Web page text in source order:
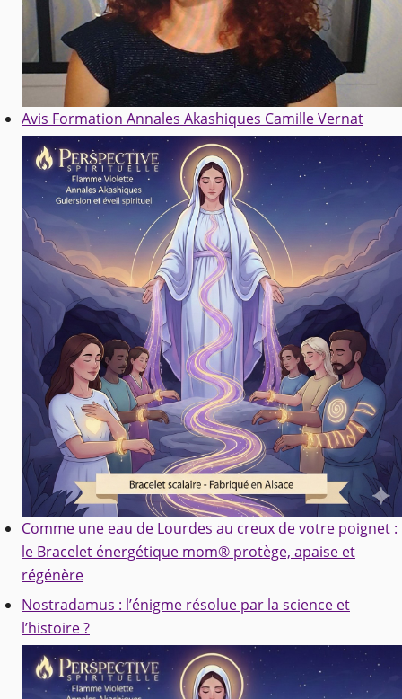
Avis Formation Annales Akashiques Camille Vernat
Comme une eau de Lourdes au creux de votre poignet :
le Bracelet énergétique mom® protège, apaise et
régénère
Nostradamus : l’énigme résolue par la science et
l’histoire ?